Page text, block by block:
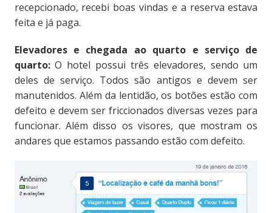
recepcionado, recebi boas vindas e a reserva estava
feita e já paga.
Elevadores e chegada ao quarto e serviço de
quarto:O hotel possui três elevadores, sendo um
deles de serviço. Todos são antigos e devem ser
manutenidos. Além da lentidão, os botões estão com
defeito e devem ser friccionados diversas vezes para
funcionar. Além disso os visores, que mostram os
andares que estamos passando estão com defeito.